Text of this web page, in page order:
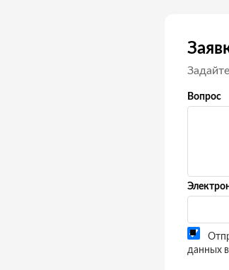
Вопрос
данных